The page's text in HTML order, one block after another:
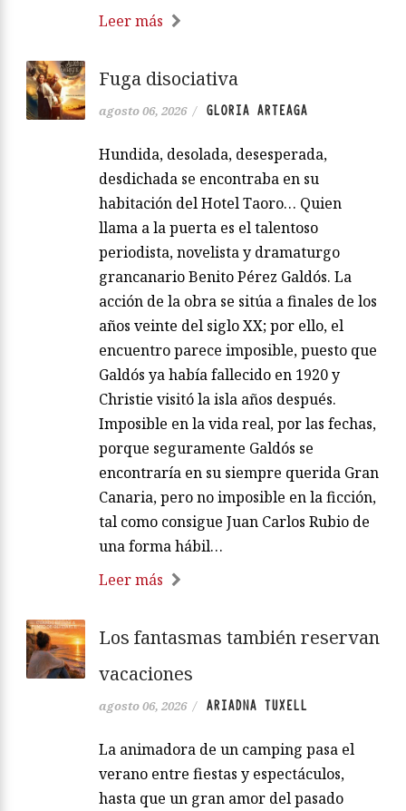
Leer más
Fuga disociativa
agosto 06, 2026 / GLORIA ARTEAGA
Hundida, desolada, desesperada,
desdichada se encontraba en su
habitación del Hotel Taoro… Quien
llama a la puerta es el talentoso
periodista, novelista y dramaturgo
grancanario Benito Pérez Galdós. La
acción de la obra se sitúa a finales de los
años veinte del siglo XX; por ello, el
encuentro parece imposible, puesto que
Galdós ya había fallecido en 1920 y
Christie visitó la isla años después.
Imposible en la vida real, por las fechas,
porque seguramente Galdós se
encontraría en su siempre querida Gran
Canaria, pero no imposible en la ficción,
tal como consigue Juan Carlos Rubio de
una forma hábil…
Leer más
Los fantasmas también reservan
vacaciones
agosto 06, 2026 / ARIADNA TUXELL
La animadora de un camping pasa el
verano entre fiestas y espectáculos,
hasta que un gran amor del pasado